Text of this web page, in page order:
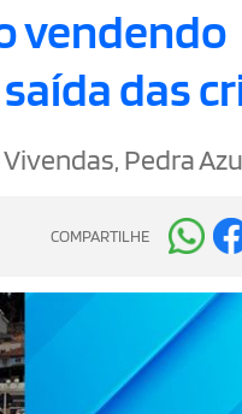
vendendo
das
Pedra
COMPARTILHE